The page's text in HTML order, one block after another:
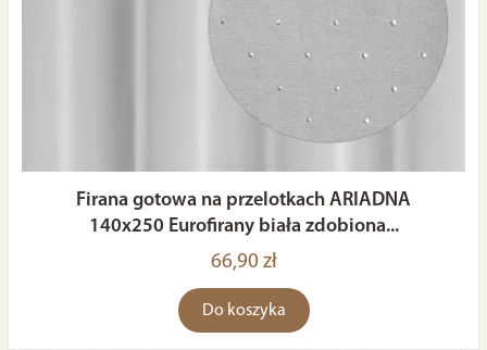
Firana gotowa na przelotkach ARIADNA
140x250 Eurofirany biała zdobiona...
66,90 zł
Do koszyka